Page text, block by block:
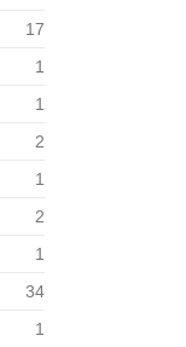
17
1
1
2
1
2
1
34
1